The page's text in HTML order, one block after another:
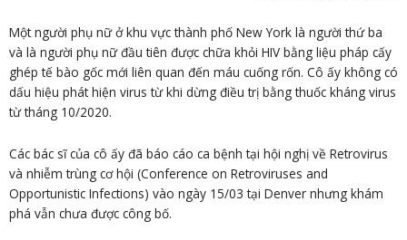
Một người phụ nữ ở khu vực thành phố New York là người thứ ba
và là người phụ nữ đầu tiên được chữa khỏi HIV bằng liệu pháp cấy
ghép tế bào gốc mới liên quan đến máu cuống rốn. Cô ấy không có
dấu hiệu phát hiện virus từ khi dừng điều trị bằng thuốc kháng virus
từ tháng 10/2020.
Các bác sĩ của cô ấy đã báo cáo ca bệnh tại hội nghị về Retrovirus
và nhiễm trùng cơ hội (Conference on Retroviruses and
Opportunistic Infections) vào ngày 15/03 tại Denver nhưng khám
phá vẫn chưa được công bố.